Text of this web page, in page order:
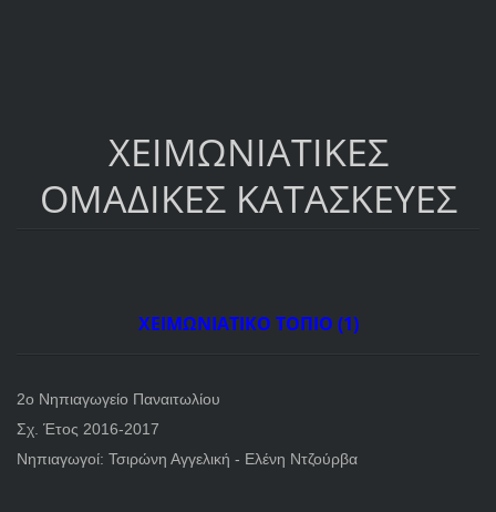
ΧΕΙΜΩΝΙΑΤΙΚΕΣ
ΟΜΑΔΙΚΕΣ ΚΑΤΑΣΚΕΥΕΣ
ΧΕΙΜΩΝΙΑΤΙΚΟ ΤΟΠΙΟ (1)
2ο Νηπιαγωγείο Παναιτωλίου
Σχ. Έτος 2016-2017
Νηπιαγωγοί: Τσιρώνη Αγγελική - Ελένη Ντζούρβα